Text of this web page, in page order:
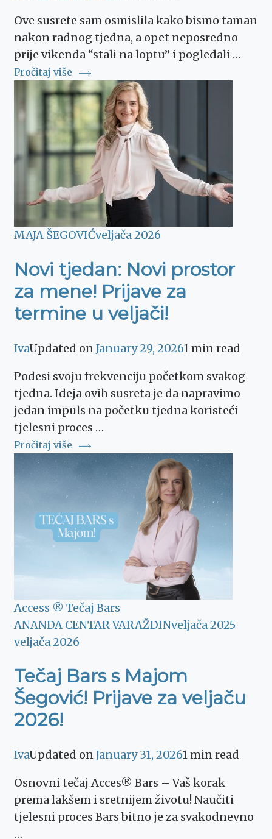
Ove susrete sam osmislila kako bismo taman
nakon radnog tjedna, a opet neposredno
prije vikenda “stali na loptu” i pogledali …
Pročitaj više
MAJA ŠEGOVIĆveljača 2026
Novi tjedan: Novi prostor
za mene! Prijave za
termine u veljači!
IvaUpdated on January 29, 20261 min read
Podesi svoju frekvenciju početkom svakog
tjedna. Ideja ovih susreta je da napravimo
jedan impuls na početku tjedna koristeći
tjelesni proces …
Pročitaj više
Access ® Tečaj Bars
ANANDA CENTAR VARAŽDINveljača 2025
veljača 2026
Tečaj Bars s Majom
Šegović! Prijave za veljaču
2026!
IvaUpdated onJanuary 31, 20261 min read
Osnovni tečaj Acces® Bars – Vaš korak
prema lakšem i sretnijem životu! Naučiti
tjelesni proces Bars bitno je za svakodnevno
…